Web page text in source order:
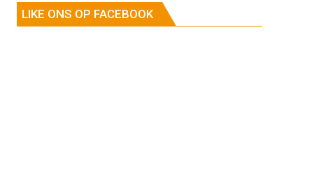
LIKE ONS OP FACEBOOK